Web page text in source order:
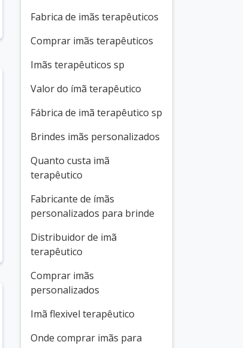
Fabrica de imãs terapêuticos
Comprar imãs terapêuticos
Imãs terapêuticos sp
Valor do ímã terapêutico
Fábrica de imã terapêutico sp
Brindes imãs personalizados
Quanto custa imã
terapêutico
Fabricante de ímãs
personalizados para brinde
Distribuidor de imã
terapêutico
Comprar imãs
personalizados
Imã flexivel terapêutico
Onde comprar imãs para